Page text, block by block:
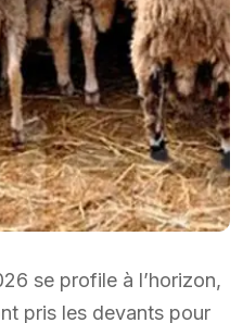
se profile à l’horizon,
pris les devants pour